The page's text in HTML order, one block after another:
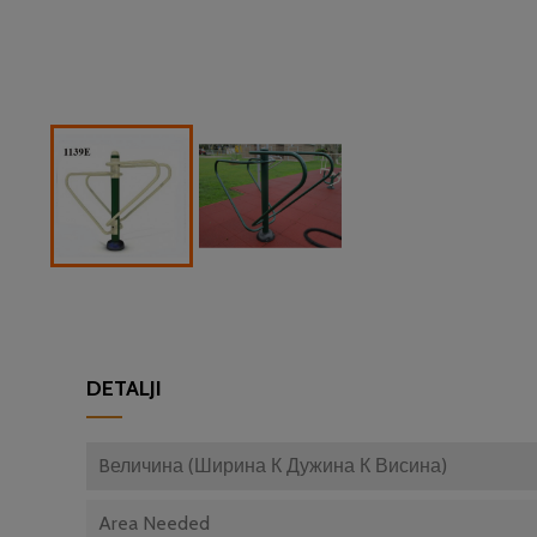
DETALJI
Bеличина (Ширина К Дужина К Висина)
Area Needed